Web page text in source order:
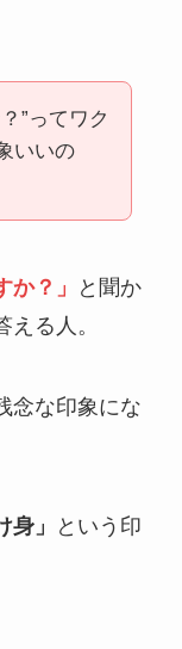
”ってワク
いいの
か？」
と聞か
える人。
念な印象にな
身」
という印